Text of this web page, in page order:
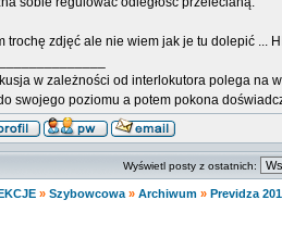
trochę zdjęć ale nie wiem jak je tu dolepić ...
w zależności od interlokutora polega na
swojego poziomu a potem pokona
Wyświetl posty z ostatnich:
» Szybowcowa » Archiwum » Previdza